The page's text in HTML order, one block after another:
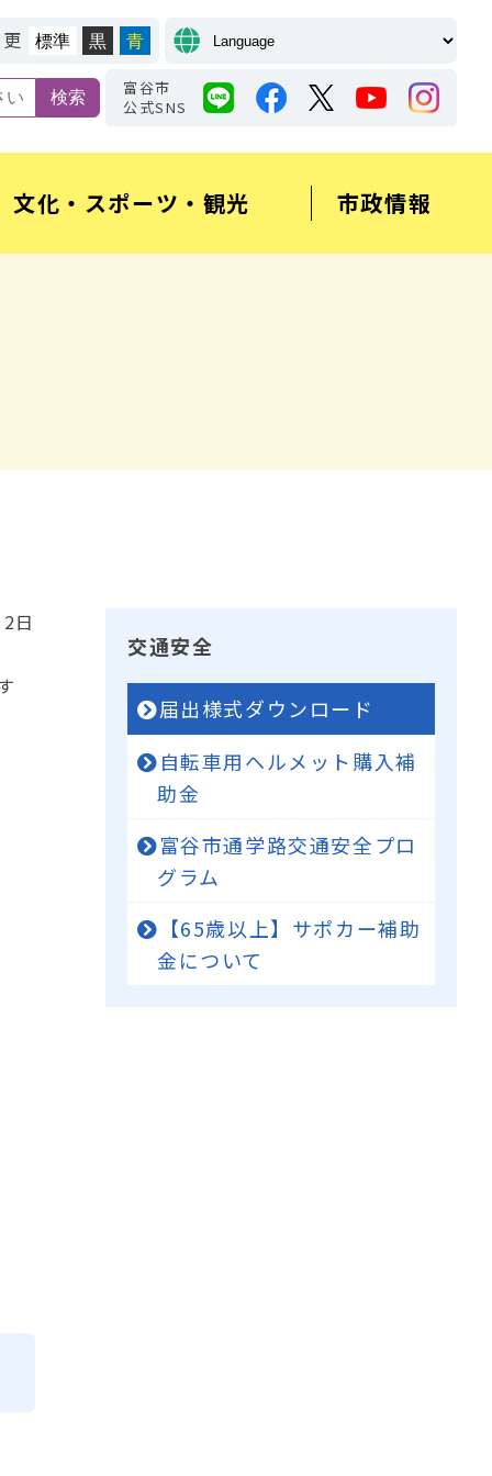
標準 黒 青
富谷市
公式SNS
文化・スポーツ・観光 市政情報
日
交通安全
届出様式ダウンロード
自転車用ヘルメット購入補
助金
富谷市通学路交通安全プロ
グラム
【65歳以上】サポカー補助
金について